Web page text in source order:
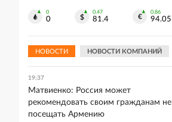
0
0
0.47
81.4
0.86
94.05
НОВОСТИ НОВОСТИ КОМПАНИЙ
19:38
"Миротворец"
19:37
Матвиенко: Россия может
рекомендовать своим гражданам не
посещать Армению